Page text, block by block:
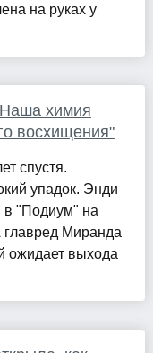
на руках у
химия
восхищения"
спустя.
упадок. Энди
в "Подиум" на
главред Миранда
ожидает выхода